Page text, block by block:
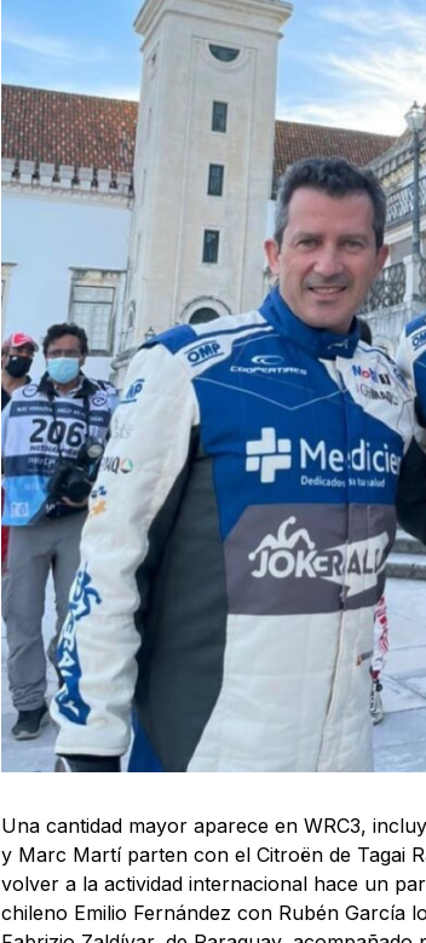
Una cantidad mayor aparece en WRC3,
y Marc Martí parten con el Citroën de Tagai
volver a la actividad internacional hace un
chileno Emilio Fernández con Rubén García